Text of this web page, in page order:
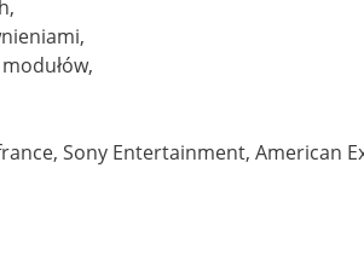
Sony Entertainment, American